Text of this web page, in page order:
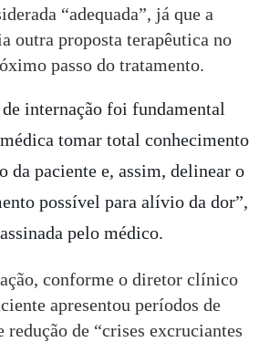
“adequada”, já que a
outra proposta terapêutica no
passo do tratamento.
internação foi fundamental
tomar total conhecimento
da paciente e, assim, delinear o
possível para alívio da dor”,
pelo médico.
conforme o diretor clínico
apresentou períodos de
redução de “crises excruciantes